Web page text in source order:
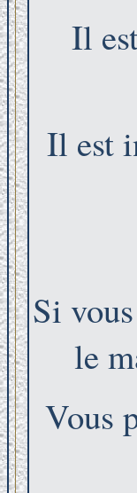
Il
Il est
Si
le
Vous